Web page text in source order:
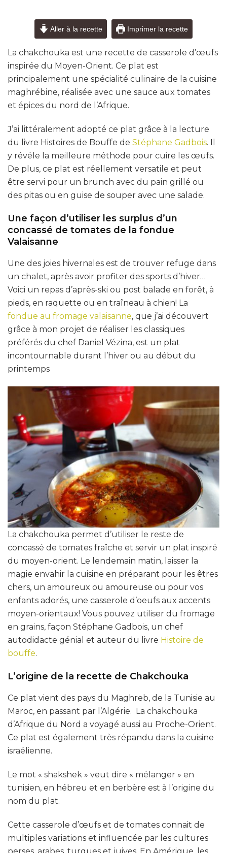
Aller à la recette Imprimer la recette
La chakchouka est une recette de casserole d’œufs
inspirée du Moyen-Orient. Ce plat est
principalement une spécialité culinaire de la cuisine
maghrébine, réalisée avec une sauce aux tomates
et épices du nord de l’Afrique.
J’ai littéralement adopté ce plat grâce à la lecture
du livre Histoires de Bouffe de Stéphane Gadbois. Il
y révéle la meilleure méthode pour cuire les œufs.
De plus, ce plat est réellement versatile et peut
être servi pour un brunch avec du pain grillé ou
des pitas ou en guise de souper avec une salade.
Une façon d’utiliser les surplus d’un
concassé de tomates de la fondue
Valaisanne
Une des joies hivernales est de trouver refuge dans
un chalet, après avoir profiter des sports d’hiver…
Voici un repas d’après-ski ou post balade en forêt, à
pieds, en raquette ou en traîneau à chien! La
fondue au fromage valaisanne, que j’ai découvert
grâce à mon projet de réaliser les classiques
préférés du chef Daniel Vézina, est un plat
incontournable durant l’hiver ou au début du
printemps
La chakchouka permet d’utiliser le reste de
concassé de tomates fraîche et servir un plat inspiré
du moyen-orient. Le lendemain matin, laisser la
magie envahir la cuisine en préparant pour les êtres
chers, un amoureux ou amoureuse ou pour vos
enfants adorés, une casserole d’oeufs aux accents
moyen-orientaux! Vous pouvez utiliser du fromage
en grains, façon Stéphane Gadbois, un chef
autodidacte génial et auteur du livre Histoire de
bouffe.
L’origine de la recette de Chakchouka
Ce plat vient des pays du Maghreb, de la Tunisie au
Maroc, en passant par l’Algérie. La chakchouka
d’Afrique du Nord a voyagé aussi au Proche-Orient.
Ce plat est également très répandu dans la cuisine
israélienne.
Le mot « shakshek » veut dire « mélanger » en
tunisien, en hébreu et en berbère est à l’origine du
nom du plat.
Cette casserole d’œufs et de tomates connait de
multiples variations et influencée par les cultures